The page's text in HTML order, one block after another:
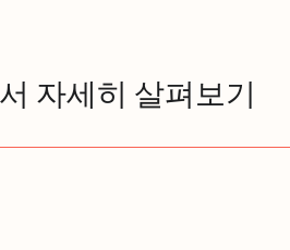
자세히 살펴보기